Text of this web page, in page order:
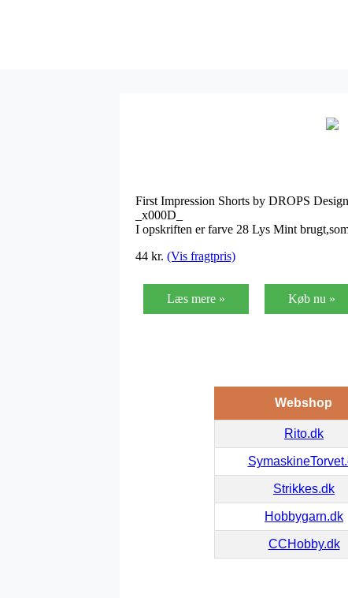
First Impression Shorts by DROPS
_x000D_
I opskriften er farve 28 Lys Mint
44 kr. (Vis fragtpris)
Læs mere » Køb nu »
Webshop
Rito.dk
Strikkes.dk
Hobbygarn.dk
CCHobby.dk